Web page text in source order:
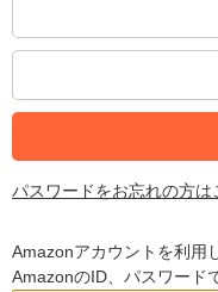
パスワードをお忘れの方は
Amazonアカウントを利用
AmazonのID、パスワード